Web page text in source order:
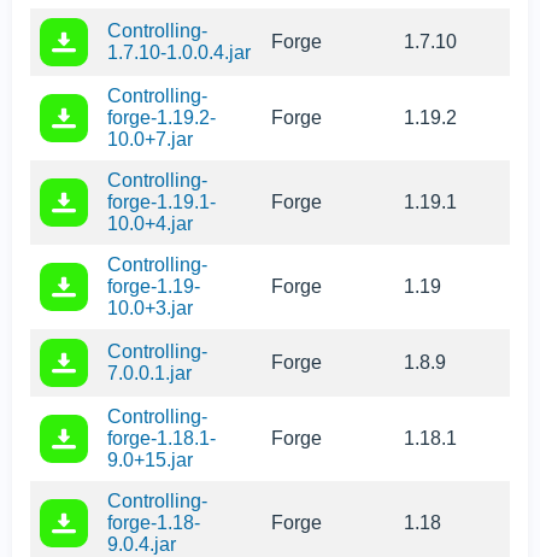
Controlling-
1.7.10-1.0.0.4.jar
Forge 1.7.10
Controlling-
forge-1.19.2-
10.0+7.jar
Forge 1.19.2
Controlling-
forge-1.19.1-
10.0+4.jar
Forge 1.19.1
Controlling-
forge-1.19-
10.0+3.jar
Forge 1.19
Controlling-
7.0.0.1.jar
Forge 1.8.9
Controlling-
forge-1.18.1-
9.0+15.jar
Forge 1.18.1
Controlling-
forge-1.18-
9.0.4.jar
Forge 1.18